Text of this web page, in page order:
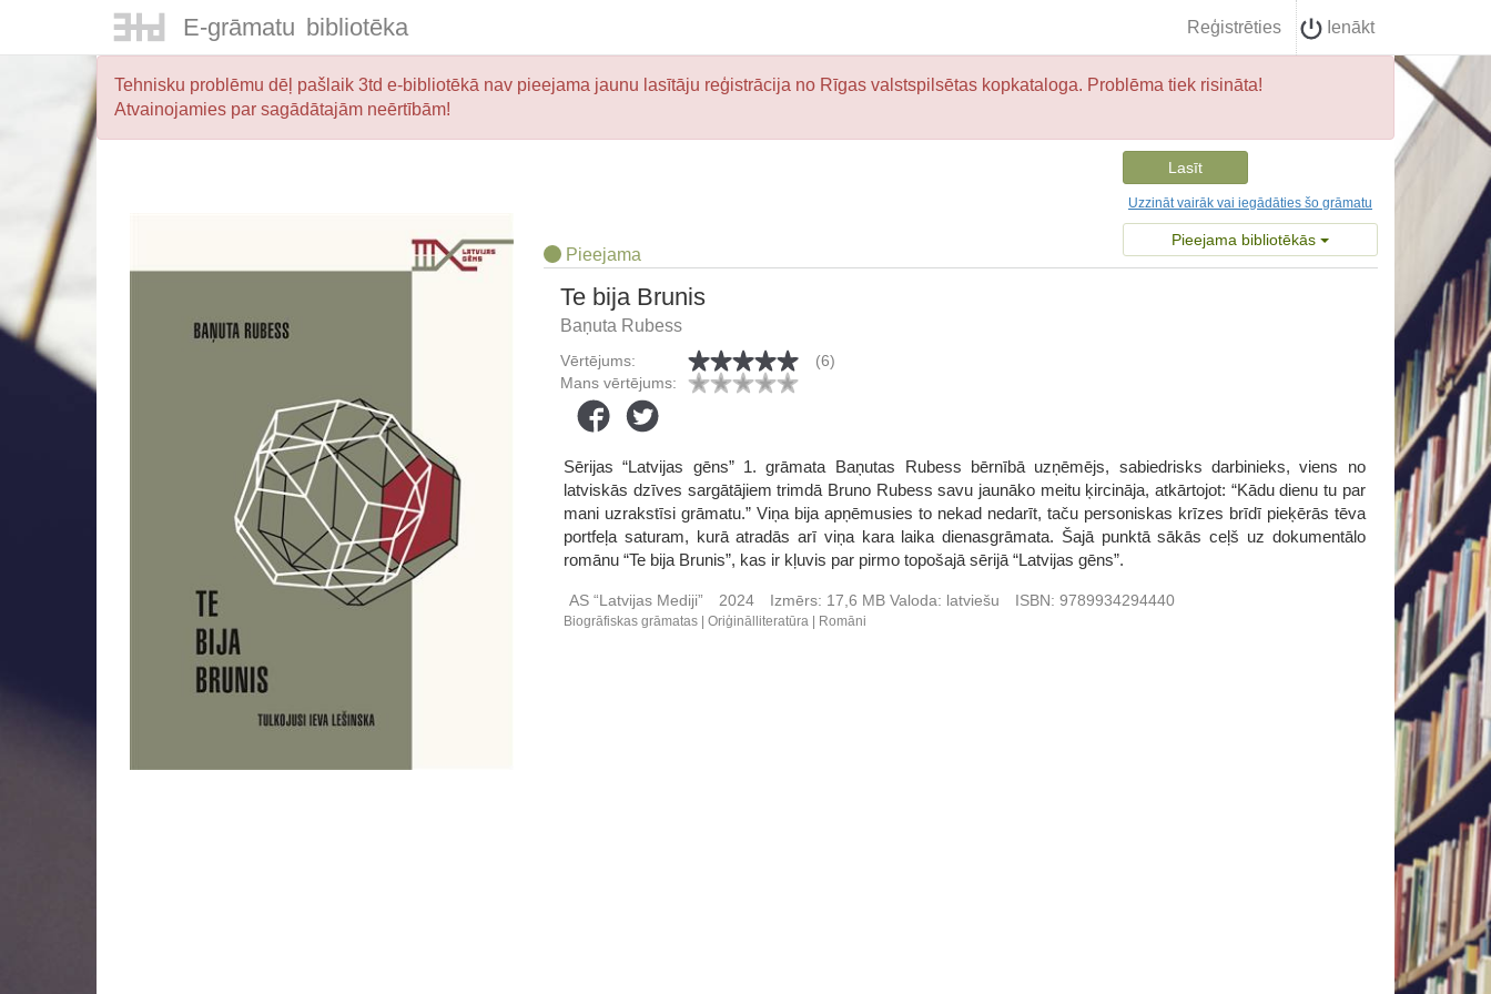
E-grāmatu bibliotēka Reģistrēties Ienākt
Tehnisku problēmu dēļ pašlaik 3td e-bibliotēkā nav pieejama jaunu lasītāju reģistrācija no Rīgas valstspilsētas kopkataloga. Problēma tiek risināta!
Atvainojamies par sagādātajām neērtībām!
Lasīt
Uzzināt vairāk vai iegādāties šo grāmatu
Pieejama bibliotēkās
Pieejama
Te bija Brunis
Baņuta Rubess
Vērtējums:
(6)
Mans vērtējums:
Sērijas “Latvijas gēns” 1. grāmata Baņutas Rubess bērnībā uzņēmējs, sabiedrisks darbinieks, viens no
latviskās dzīves sargātājiem trimdā Bruno Rubess savu jaunāko meitu ķircināja, atkārtojot: “Kādu dienu tu par
mani uzrakstīsi grāmatu.” Viņa bija apņēmusies to nekad nedarīt, taču personiskas krīzes brīdī pieķērās tēva
portfeļa saturam, kurā atradās arī viņa kara laika dienasgrāmata. Šajā punktā sākās ceļš uz dokumentālo
romānu “Te bija Brunis”, kas ir kļuvis par pirmo topošajā sērijā “Latvijas gēns”.
AS “Latvijas Mediji” 2024 Izmērs: 17,6 MBValoda: latviešu ISBN: 9789934294440
Biogrāfiskas grāmatas Oriģinālliteratūra Romāni